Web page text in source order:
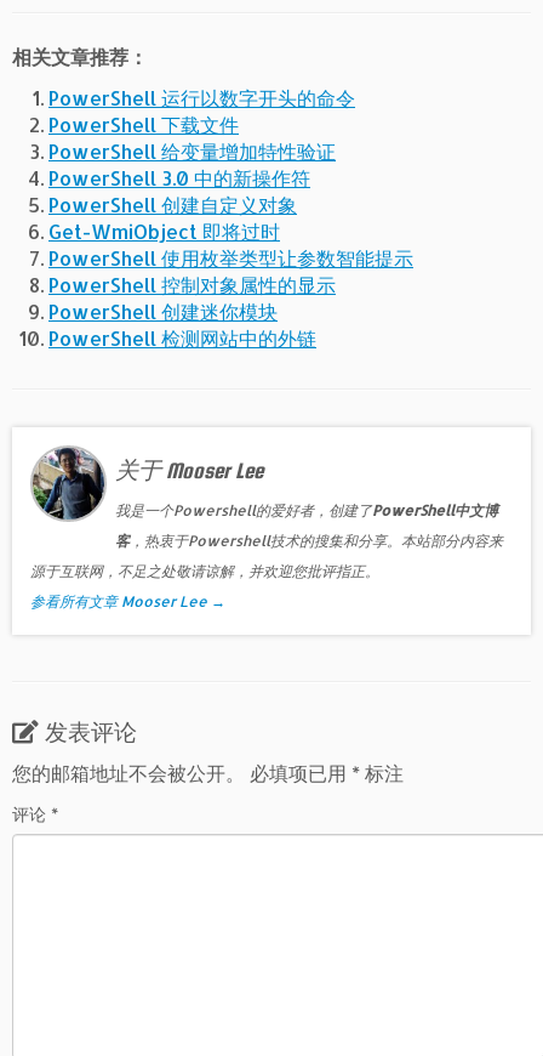
相关文章推荐：
PowerShell 运行以数字开头的命令
PowerShell 下载文件
PowerShell 给变量增加特性验证
PowerShell 3.0 中的新操作符
PowerShell 创建自定义对象
Get-WmiObject 即将过时
PowerShell 使用枚举类型让参数智能提示
PowerShell 控制对象属性的显示
PowerShell 创建迷你模块
PowerShell 检测网站中的外链
关于 Mooser Lee
我是一个Powershell的爱好者，创建了PowerShell中文博
客，热衷于Powershell技术的搜集和分享。本站部分内容来
源于互联网，不足之处敬请谅解，并欢迎您批评指正。
参看所有文章 Mooser Lee →
发表评论
您的邮箱地址不会被公开。
必填项已用 *标注
评论 *